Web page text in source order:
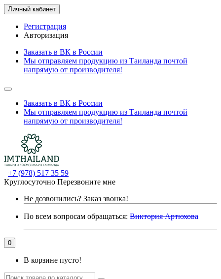
Личный кабинет
Регистрация
Авторизация
Заказать в ВК в России
Мы отправляем продукцию из Таиланда почтой
напрямую от производителя!
Заказать в ВК в России
Мы отправляем продукцию из Таиланда почтой
напрямую от производителя!
+7 (978) 517 35 59
Круглосуточно Перезвоните мне
Не дозвонились? Заказ звонка!
По всем вопросам обращаться: Виктория Артюхова
0
В корзине пусто!